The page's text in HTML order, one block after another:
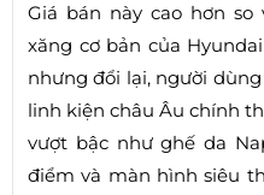
Giá bán này cao hơn
xăng cơ bản của
nhưng đổi lại, người
linh kiện châu Âu chính
vượt bậc như ghế da
điểm và màn hình siêu